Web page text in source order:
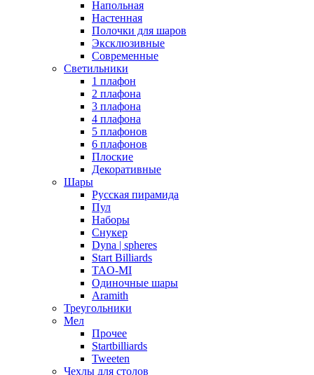
Напольная
Настенная
Полочки для шаров
Эксклюзивные
Современные
Светильники
1 плафон
2 плафона
3 плафона
4 плафона
5 плафонов
6 плафонов
Плоские
Декоративные
Шары
Русская пирамида
Пул
Наборы
Снукер
Dyna | spheres
Start Billiards
TAO-MI
Одиночные шары
Aramith
Треугольники
Мел
Прочее
Startbilliards
Tweeten
Чехлы для столов